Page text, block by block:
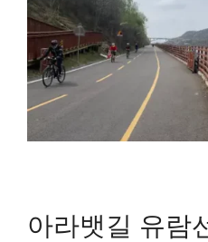
아라뱃길 유람